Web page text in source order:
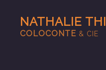
NATHALIE
COLOCONTE & CIE